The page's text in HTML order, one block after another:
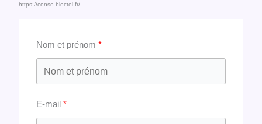
https://conso.bloctel.fr/.
Nom et prénom
E-mail